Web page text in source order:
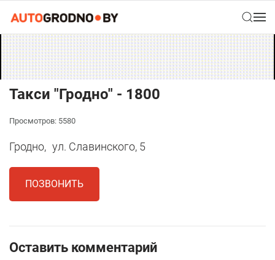
Такси "Гродно" - 1800
Просмотров: 5580
Гродно, ул. Славинского, 5
ПОЗВОНИТЬ
Оставить комментарий